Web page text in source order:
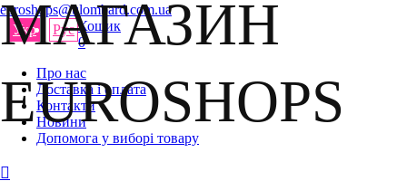
euroshops@ulombard.com.ua
Укр
Рус Кошик
0
Про нас
Доставка і оплата
Контакти
Новини
Допомога у виборі товару